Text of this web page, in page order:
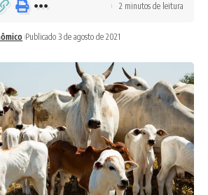
Publicado 3 de agosto de 2021
2 minutos de leitura